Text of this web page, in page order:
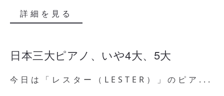
詳細を見る
日本三大ピアノ、いや4大、5大
今日は「レスター（LESTER）」のピア...